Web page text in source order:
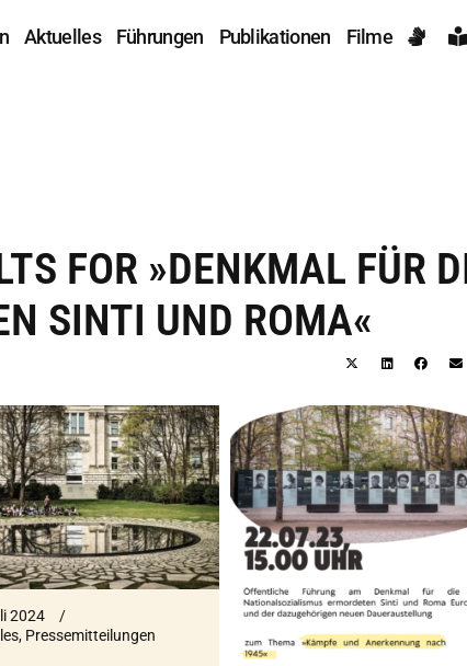
Aktuelles Führungen Publikationen Filme
FOR »DENKMAL FÜR
SINTI UND ROMA«
2024
, Pressemitteilungen